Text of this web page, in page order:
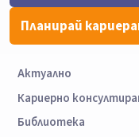
Планирай
Актуално
Кариерно
Библиотека